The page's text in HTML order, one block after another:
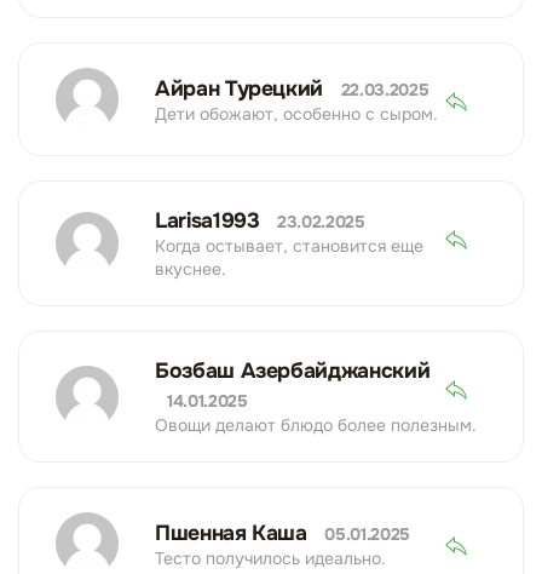
Айран Турецкий
22.03.2025
Дети обожают, особенно с сыром.
Larisa1993
23.02.2025
Когда остывает, становится еще
вкуснее.
Бозбаш Азербайджанский
14.01.2025
Овощи делают блюдо более полезным.
Пшенная Каша
05.01.2025
Тесто получилось идеально.